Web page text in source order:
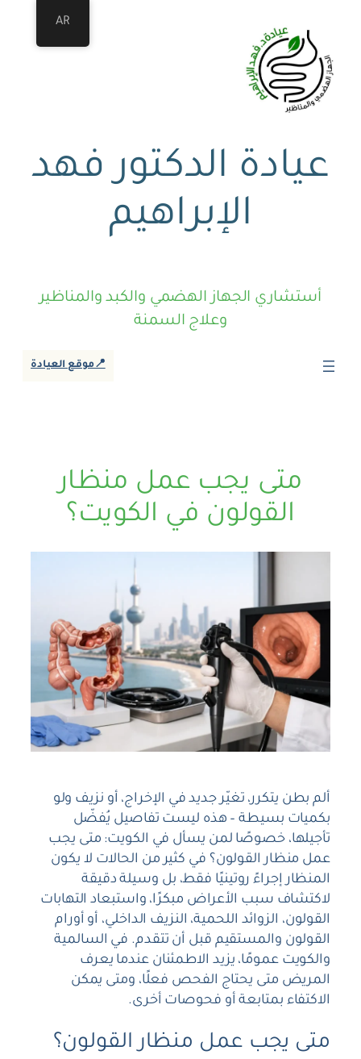
عيادة الدكتور فهد
الإبراهيم
أستشاري الجهاز الهضمي والكبد والمناظير
وعلاج السمنة
📍موقع العيادة
متى يجب عمل منظار
القولون في الكويت؟
ألم بطن يتكرر، تغيّر جديد في الإخراج، أو نزيف ولو
بكميات بسيطة – هذه ليست تفاصيل يُفضّل
تأجيلها، خصوصًا لمن يسأل في الكويت: متى يجب
عمل منظار القولون؟ في كثير من الحالات لا يكون
المنظار إجراءً روتينيًا فقط، بل وسيلة دقيقة
لاكتشاف سبب الأعراض مبكرًا، واستبعاد التهابات
القولون، الزوائد اللحمية، النزيف الداخلي، أو أورام
القولون والمستقيم قبل أن تتقدم. في السالمية
والكويت عمومًا، يزيد الاطمئنان عندما يعرف
المريض متى يحتاج الفحص فعلًا، ومتى يمكن
الاكتفاء بمتابعة أو فحوصات أخرى.
متى يجب عمل منظار القولون؟
AR